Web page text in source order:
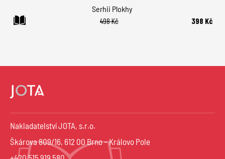
Serhii Plokhy
498 Kč
398 Kč
Nakladatelství JOTA, s.r.o.
Škárova 809/16, 612 00 Brno – Královo Pole